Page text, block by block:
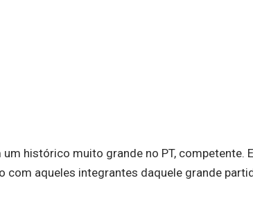
um histórico muito grande no PT,
com aqueles integrantes daquele grande